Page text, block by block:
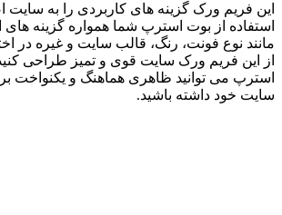
این فریم ورک گزینه‌ های کاربردی را به سایت
استفاده از بوت استرپ شما همواره گزینه‌
مانند نوع فونت، رنگ، قالب سایت و غیره در
از این فریم ورک سایت قوی و تمیز طراحی
استرپ می‌ توانید ظاهری هماهنگ و یکنواخت
سایت خود داشته باشید.